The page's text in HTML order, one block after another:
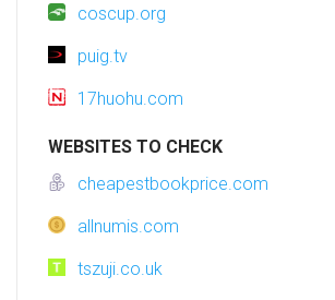
coscup.org
puig.tv
17huohu.com
WEBSITES TO CHECK
cheapestbookprice.com
allnumis.com
tszuji.co.uk